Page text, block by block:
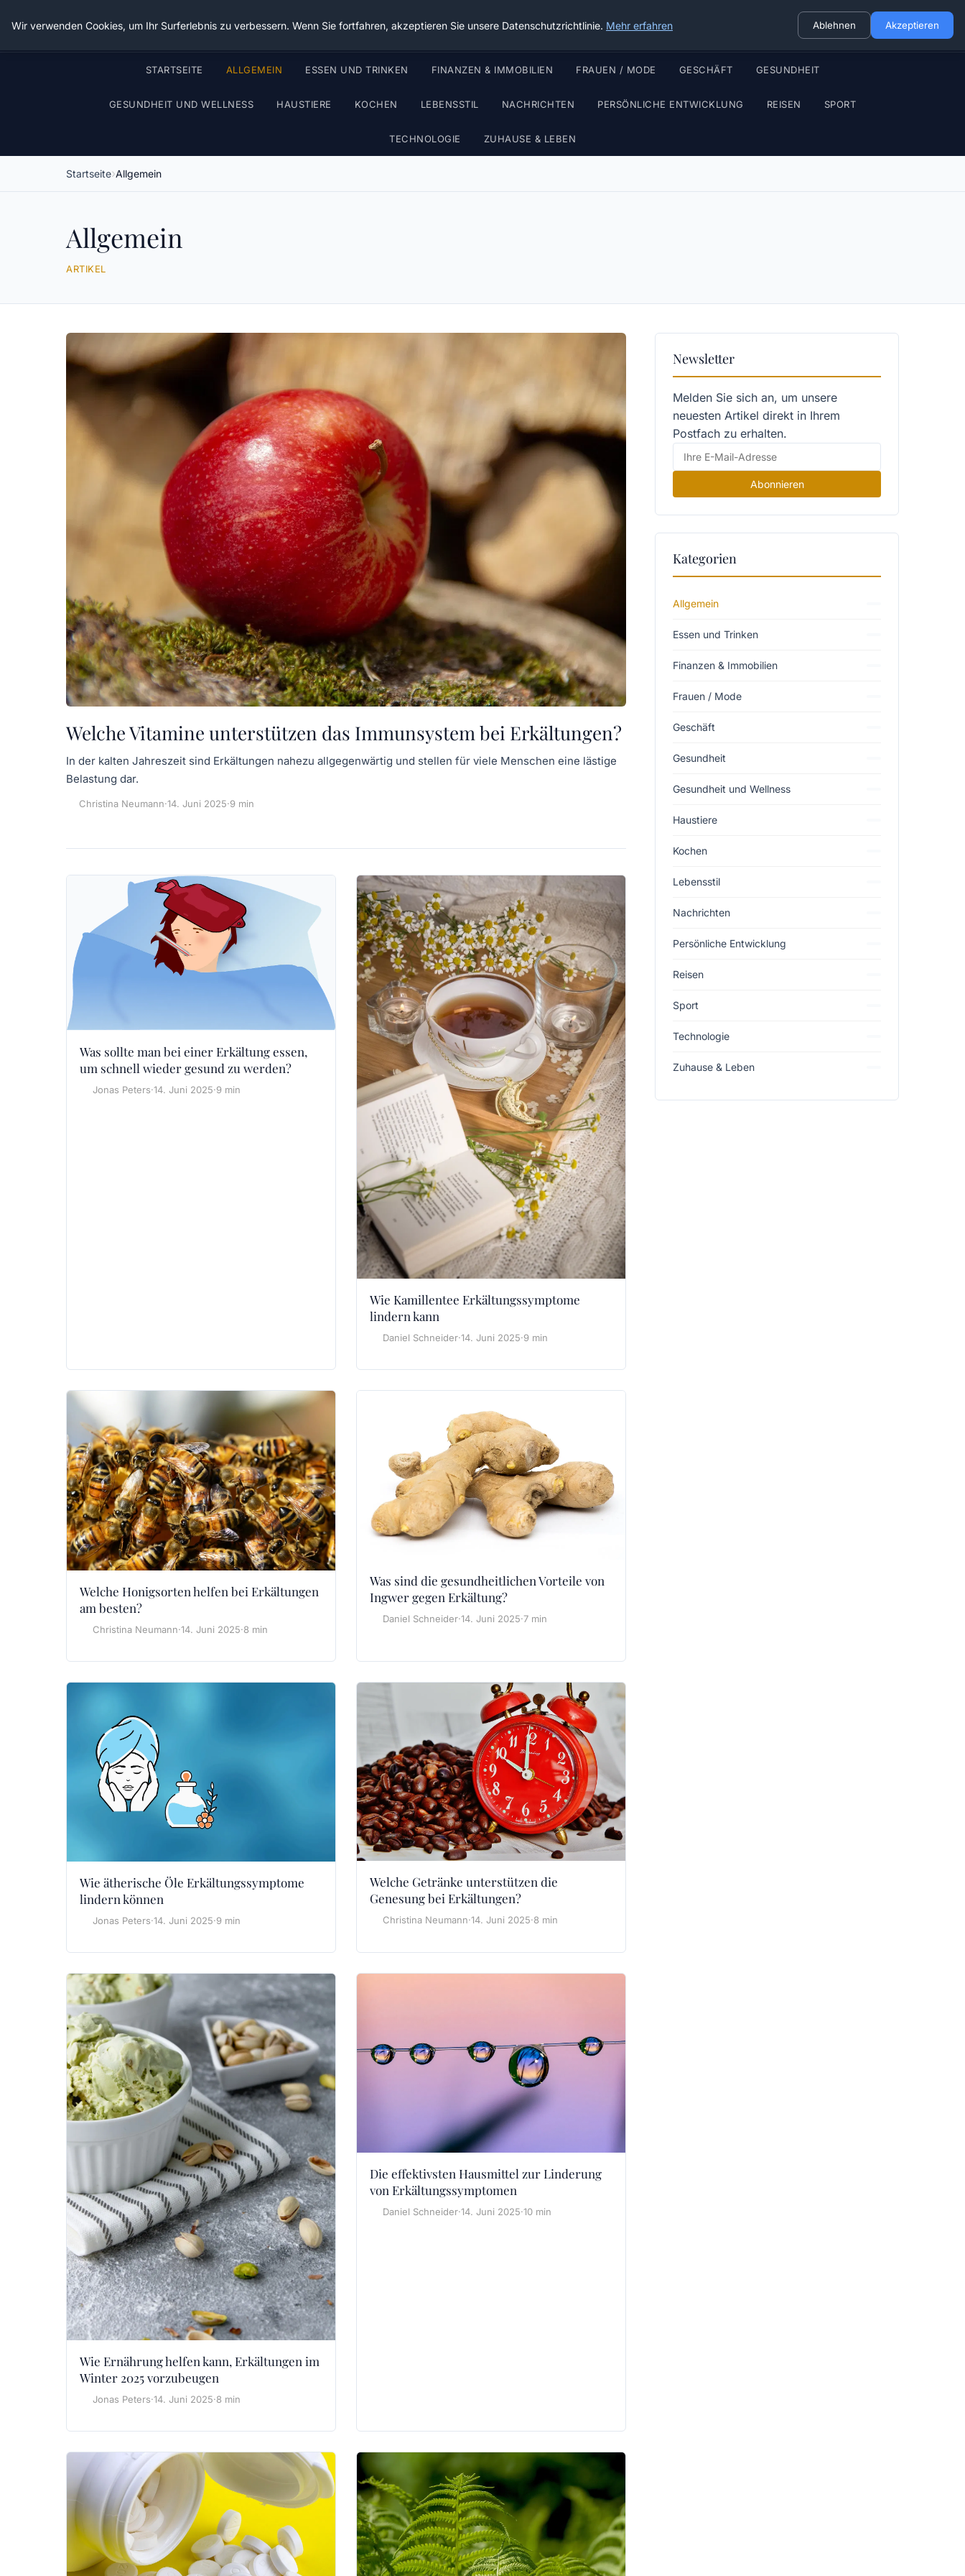
Die Schnitter
STARTSEITE ALLGEMEIN ESSEN UND TRINKEN FINANZEN & IMMOBILIEN FRAUEN / MODE GESCHÄFT GESUNDHEIT
GESUNDHEIT UND WELLNESS HAUSTIERE KOCHEN LEBENSSTIL NACHRICHTEN PERSÖNLICHE ENTWICKLUNG REISEN SPORT
TECHNOLOGIE ZUHAUSE & LEBEN
Startseite Allgemein
Allgemein
ARTIKEL
Welche Vitamine unterstützen das Immunsystem bei Erkältungen?
In der kalten Jahreszeit sind Erkältungen nahezu allgegenwärtig und stellen für viele Menschen eine lästige
Belastung dar.
Christina Neumann·14. Juni 2025·9 min
Was sollte man bei einer Erkältung essen,
um schnell wieder gesund zu werden?
Jonas Peters·14. Juni 2025·9 min
Wie Kamillentee Erkältungssymptome
lindern kann
Daniel Schneider·14. Juni 2025·9 min
Welche Honigsorten helfen bei Erkältungen
am besten?
Christina Neumann·14. Juni 2025·8 min
Was sind die gesundheitlichen Vorteile von
Ingwer gegen Erkältung?
Daniel Schneider·14. Juni 2025·7 min
Wie ätherische Öle Erkältungssymptome
lindern können
Jonas Peters·14. Juni 2025·9 min
Welche Getränke unterstützen die
Genesung bei Erkältungen?
Christina Neumann·14. Juni 2025·8 min
Wie Ernährung helfen kann, Erkältungen im
Winter 2025 vorzubeugen
Jonas Peters·14. Juni 2025·8 min
Die effektivsten Hausmittel zur Linderung
von Erkältungssymptomen
Daniel Schneider·14. Juni 2025·10 min
Newsletter
Melden Sie sich an, um unsere
neuesten Artikel direkt in Ihrem
Postfach zu erhalten.
Abonnieren
Kategorien
Allgemein
Essen und Trinken
Finanzen & Immobilien
Frauen / Mode
Geschäft
Gesundheit
Gesundheit und Wellness
Haustiere
Kochen
Lebensstil
Nachrichten
Persönliche Entwicklung
Reisen
Sport
Technologie
Zuhause & Leben
Wir verwenden Cookies, um Ihr Surferlebnis zu verbessern. Wenn Sie fortfahren, akzeptieren Sie unsere Datenschutzrichtlinie. Mehr erfahren Ablehnen Akzeptieren